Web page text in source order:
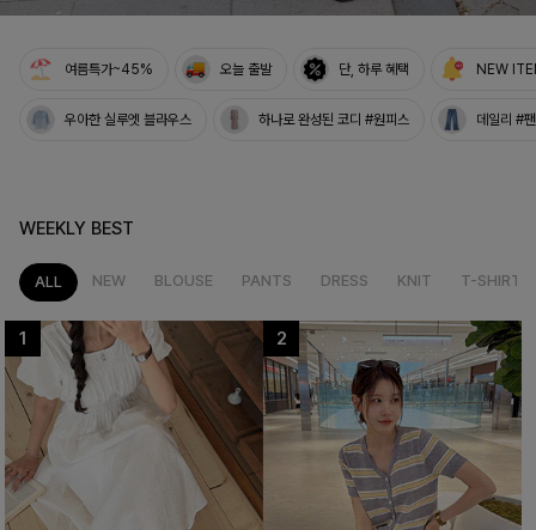
여름특가~45% 오늘 출발 단, 하루 혜택 NEW
우아한 실루엣 블라우스 하나로 완성된 코디 #원피스 데일리 #
WEEKLY BEST
ALL NEW BLOUSE PANTS DRESS KNIT T-SHIRT